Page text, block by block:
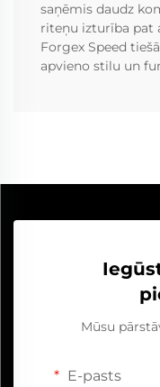
saņēmis daudz
riteņu izturība pat
Forgex Speed
apvieno stilu un
Mūsu
E-pasts